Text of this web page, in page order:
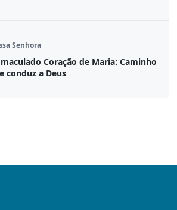
Senhora
Coração de Maria: Caminho
conduz a Deus